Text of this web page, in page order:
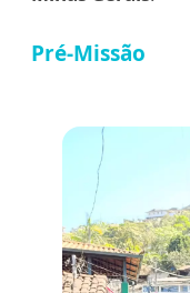
Pré-Missão